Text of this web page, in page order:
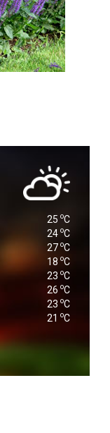
25 oC
24 oC
27 oC
18 oC
23 oC
26 oC
23 oC
21 oC